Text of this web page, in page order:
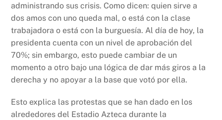
administrando sus crisis. Como dicen: quien sirve a
dos amos con uno queda mal, o está con la clase
trabajadora o está con la burguesía. Al día de hoy, la
presidenta cuenta con un nivel de aprobación del
70%; sin embargo, esto puede cambiar de un
momento a otro bajo una lógica de dar más giros a la
derecha y no apoyar a la base que votó por ella.
Esto explica las protestas que se han dado en los
alrededores del Estadio Azteca durante la